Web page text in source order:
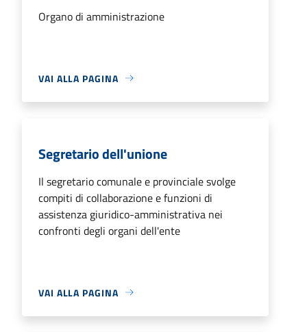
Organo di amministrazione
VAI ALLA PAGINA
Segretario dell'unione
Il segretario comunale e provinciale svolge
compiti di collaborazione e funzioni di
assistenza giuridico-amministrativa nei
confronti degli organi dell'ente
VAI ALLA PAGINA